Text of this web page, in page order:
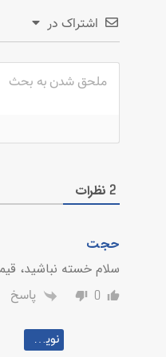
اشتراک در
2 نظرات
حجت
سلام خسته نباشید،
0 پاسخ
نویسنده